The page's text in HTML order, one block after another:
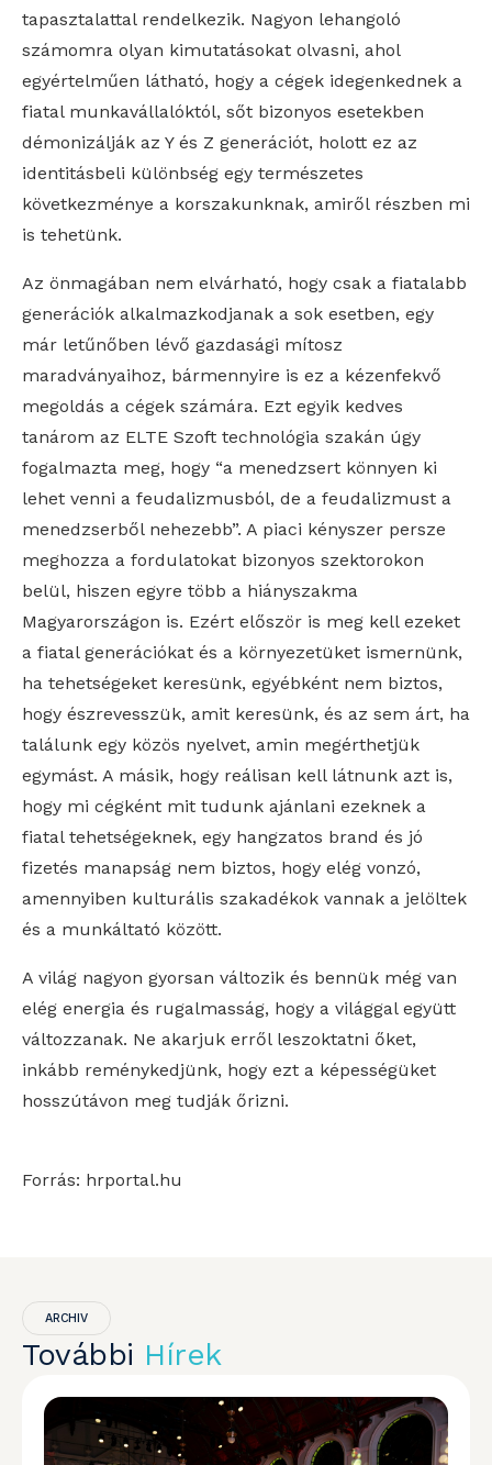
tapasztalattal rendelkezik. Nagyon lehangoló
számomra olyan kimutatásokat olvasni, ahol
egyértelműen látható, hogy a cégek idegenkednek a
fiatal munkavállalóktól, sőt bizonyos esetekben
démonizálják az Y és Z generációt, holott ez az
identitásbeli különbség egy természetes
következménye a korszakunknak, amiről részben mi
is tehetünk.
Az önmagában nem elvárható, hogy csak a fiatalabb
generációk alkalmazkodjanak a sok esetben, egy
már letűnőben lévő gazdasági mítosz
maradványaihoz, bármennyire is ez a kézenfekvő
megoldás a cégek számára. Ezt egyik kedves
tanárom az ELTE Szoft technológia szakán úgy
fogalmazta meg, hogy “a menedzsert könnyen ki
lehet venni a feudalizmusból, de a feudalizmust a
menedzserből nehezebb”. A piaci kényszer persze
meghozza a fordulatokat bizonyos szektorokon
belül, hiszen egyre több a hiányszakma
Magyarországon is. Ezért először is meg kell ezeket
a fiatal generációkat és a környezetüket ismernünk,
ha tehetségeket keresünk, egyébként nem biztos,
hogy észrevesszük, amit keresünk, és az sem árt, ha
találunk egy közös nyelvet, amin megérthetjük
egymást. A másik, hogy reálisan kell látnunk azt is,
hogy mi cégként mit tudunk ajánlani ezeknek a
fiatal tehetségeknek, egy hangzatos brand és jó
fizetés manapság nem biztos, hogy elég vonzó,
amennyiben kulturális szakadékok vannak a jelöltek
és a munkáltató között.
A világ nagyon gyorsan változik és bennük még van
elég energia és rugalmasság, hogy a világgal együtt
változzanak. Ne akarjuk erről leszoktatni őket,
inkább reménykedjünk, hogy ezt a képességüket
hosszútávon meg tudják őrizni.
Forrás: hrportal.hu
ARCHIV
További Hírek